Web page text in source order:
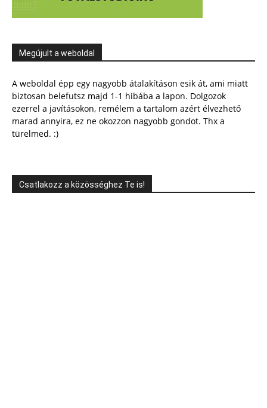
Megújult a weboldal
A weboldal épp egy nagyobb átalakításon esik át, ami miatt
biztosan belefutsz majd 1-1 hibába a lapon. Dolgozok
ezerrel a javításokon, remélem a tartalom azért élvezhető
marad annyira, ez ne okozzon nagyobb gondot. Thx a
türelmed. :)
Csatlakozz a közösséghez Te is!